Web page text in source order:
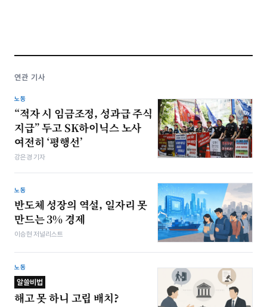
연관 기사
노동
“적자 시 임금조정, 성과급 주식
지급” 두고 SK하이닉스 노사
여전히 ‘평행선’
강은경 기자
노동
반도체 성장의 역설, 일자리 못
만드는 3% 경제
이승현 저널리스트
노동
알쓸비법
해고 못 하니 고립 배치?